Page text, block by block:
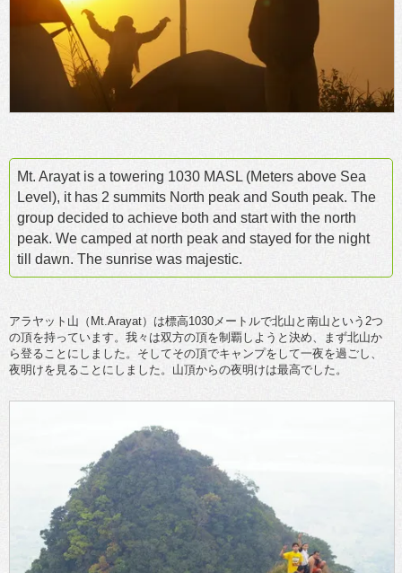
Mt. Arayat is a towering 1030 MASL (Meters above Sea
Level), it has 2 summits North peak and South peak. The
group decided to achieve both and start with the north
peak. We camped at north peak and stayed for the night
till dawn. The sunrise was majestic.
アラヤット山（Mt.Arayat）は標高1030メートルで北山と南山という2つ
の頂を持っています。我々は双方の頂を制覇しようと決め、まず北山か
ら登ることにしました。そしてその頂でキャンプをして一夜を過ごし、
夜明けを見ることにしました。山頂からの夜明けは最高でした。